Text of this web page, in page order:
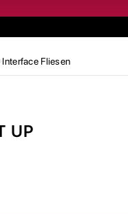
Interface Fliesen
UP